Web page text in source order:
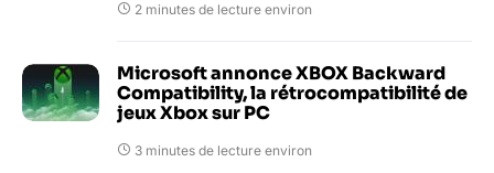
2 minutes de lecture environ
Microsoft annonce XBOX Backward
Compatibility, la rétrocompatibilité de
jeux Xbox sur PC
3 minutes de lecture environ